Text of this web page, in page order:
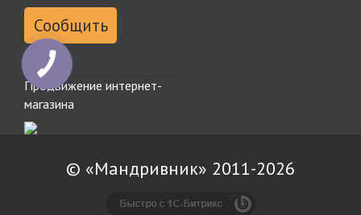
Сообщить
Продвижение интернет-
магазина
© «Мандривник» 2011-2026
КНОПКА
ЗВ'ЯЗКУ